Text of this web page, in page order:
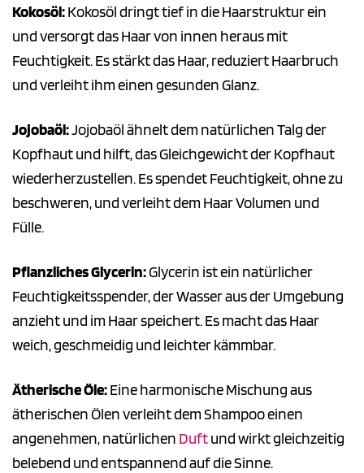
Kokosöl:Kokosöl dringt tief in die Haarstruktur ein
und versorgt das Haar von innen heraus mit
Feuchtigkeit. Es stärkt das Haar, reduziert Haarbruch
und verleiht ihm einen gesunden Glanz.
Jojobaöl:Jojobaöl ähnelt dem natürlichen Talg der
Kopfhaut und hilft, das Gleichgewicht der Kopfhaut
wiederherzustellen. Es spendet Feuchtigkeit, ohne zu
beschweren, und verleiht dem Haar Volumen und
Fülle.
Pflanzliches Glycerin:Glycerin ist ein natürlicher
Feuchtigkeitsspender, der Wasser aus der Umgebung
anzieht und im Haar speichert. Es macht das Haar
weich, geschmeidig und leichter kämmbar.
Ätherische Öle:Eine harmonische Mischung aus
ätherischen Ölen verleiht dem Shampoo einen
angenehmen, natürlichen Duftund wirkt gleichzeitig
belebend und entspannend auf die Sinne.